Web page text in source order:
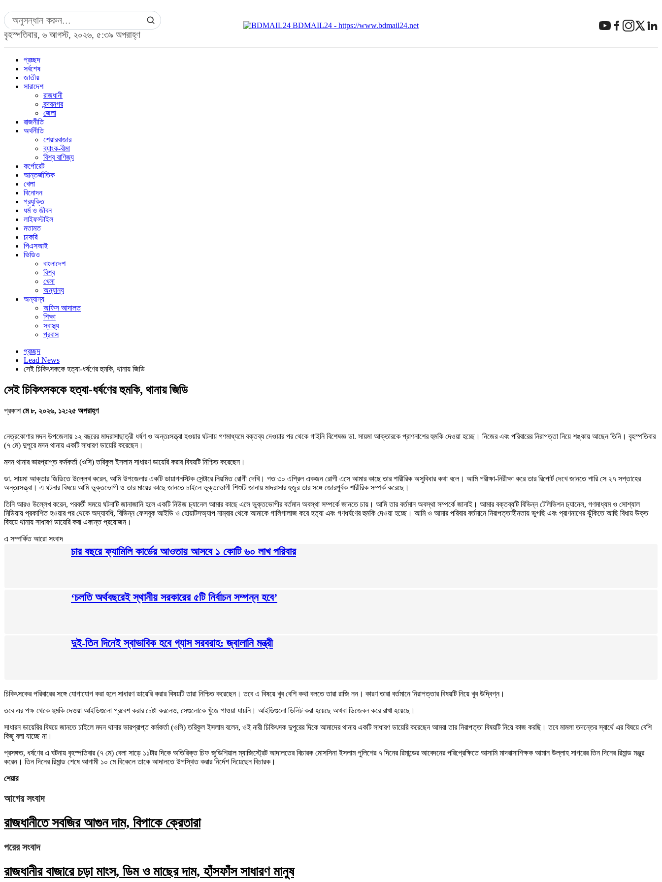
বৃহস্পতিবার, ৬ আগস্ট, ২০২৬, ৫:৩৯ অপরাহ্ণ
BDMAIL24 - https://www.bdmail24.net
প্রচ্ছদ
সর্বশেষ
জাতীয়
সারাদেশ
রাজধানী
বন্দরনগর
জেলা
রাজনীতি
অর্থনীতি
শেয়ারবাজার
ব্যাংক-বীমা
বিশ্ব বাণিজ্য
কর্পোরেট
আন্তর্জাতিক
খেলা
বিনোদন
প্রযুক্তি
ধর্ম ও জীবন
লাইফস্টাইল
মতামত
চাকরি
পিএসআই
ভিডিও
বাংলাদেশ
বিশ্ব
খেলা
অন্যান্য
অন্যান্য
অফিস আদালত
শিক্ষা
স্বাস্থ্য
প্রবাস
প্রচ্ছদ
Lead News
সেই চিকিৎসককে হত্যা-ধর্ষণের হুমকি, থানায় জিডি
সেই চিকিৎসককে হত্যা-ধর্ষণের হুমকি, থানায় জিডি
প্রকাশমে ৮, ২০২৬, ১২:২৫ অপরাহ্ণ
নেত্রকোণার মদন উপজেলায় ১২ বছরের মাদরাসাছাত্রী ধর্ষণ ও অন্তঃসত্ত্বা হওয়ার ঘটনায় গণমাধ্যমে বক্তব্য দেওয়ার পর থেকে গাইনি বিশেষজ্ঞ ডা. সায়মা আক্তারকে প্রাণনাশের হুমকি দেওয়া হচ্ছে। নিজের এবং পরিবারের নিরাপত্তা নিয়ে শঙ্কায় আছেন তিনি। বৃহস্পতিবার
(৭ মে) দুপুরে মদন থানায় একটি সাধারণ ডায়েরি করেছেন।
মদন থানার ভারপ্রাপ্ত কর্মকর্তা (ওসি) তরিকুল ইসলাম সাধারণ ডায়েরি করার বিষয়টি নিশ্চিত করেছেন।
ডা. সায়মা আক্তার জিডিতে উল্লেখ করেন, আমি উপজেলার একটি ডায়াগনস্টিক সেন্টারে নিয়মিত রোগী দেখি। গত ৩০ এপ্রিল একজন রোগী এসে আমার কাছে তার শারীরিক অসুবিধার কথা বলে। আমি পরীক্ষা-নিরীক্ষা করে তার রিপোর্ট দেখে জানতে পারি সে ২৭ সপ্তাহের
অন্তঃসত্ত্বা। এ ঘটনার বিষয়ে আমি ভুক্তভোগী ও তার মায়ের কাছে জানতে চাইলে ভুক্তভোগী শিশুটি জানায় মাদরাসার হুজুর তার সঙ্গে জোরপূর্বক শারীরিক সম্পর্ক করেছে।
তিনি আরও উল্লেখ করেন, পরবর্তী সময়ে ঘটনাটি জানাজানি হলে একটি নিউজ চ্যানেল আমার কাছে এসে ভুক্তভোগীর বর্তমান অবস্থা সম্পর্কে জানতে চায়। আমি তার বর্তমান অবস্থা সম্পর্কে জানাই। আমার বক্তব্যটি বিভিন্ন টেলিভিশন চ্যানেল, গণমাধ্যম ও সোশ্যাল
মিডিয়ায় প্রকাশিত হওয়ার পর থেকে অদ্যাবধি, বিভিন্ন ফেসবুক আইডি ও হোয়াটসঅ্যাপ নাম্বার থেকে আমাকে গালিগালাজ করে হত্যা এবং গণধর্ষণের হুমকি দেওয়া হচ্ছে। আমি ও আমার পরিবার বর্তমানে নিরাপত্তাহীনতায় ভুগছি এবং প্রাণনাশের ঝুঁকিতে আছি বিধায় উক্ত
বিষয়ে থানায় সাধারণ ডায়েরি করা একান্ত প্রয়োজন।
এ সম্পর্কিত আরো সংবাদ
চার বছরে ফ্যামিলি কার্ডের আওতায় আসবে ১ কোটি ৬০ লাখ পরিবার
‘চলতি অর্থবছরেই স্থানীয় সরকারের ৫টি নির্বাচন সম্পন্ন হবে’
দুই-তিন দিনেই স্বাভাবিক হবে গ্যাস সরবরাহ: জ্বালানি মন্ত্রী
চিকিৎসকের পরিবারের সঙ্গে যোগাযোগ করা হলে সাধারণ ডায়েরি করার বিষয়টি তারা নিশ্চিত করেছেন। তবে এ বিষয়ে খুব বেশি কথা বলতে তারা রাজি নন। কারণ তারা বর্তমানে নিরাপত্তার বিষয়টি নিয়ে খুব উদ্বিগ্ন।
তবে এর পক্ষ থেকে হুমকি দেওয়া আইডিগুলো প্রবেশ করার চেষ্টা করলেও, সেগুলোকে খুঁজে পাওয়া যায়নি। আইডিগুলো ডিলিট করা হয়েছে অথবা ডিজেবল করে রাখা হয়েছে।
সাধারন ডায়েরির বিষয়ে জানতে চাইলে মদন থানার ভারপ্রাপ্ত কর্মকর্তা (ওসি) তরিকুল ইসলাম বলেন, ওই নারী চিকিৎসক দুপুরের দিকে আমাদের থানায় একটি সাধারণ ডায়েরি করেছেন আমরা তার নিরাপত্তা বিষয়টি নিয়ে কাজ করছি। তবে মামলা তদন্তের স্বার্থে এর বিষয়ে বেশি
কিছু বলা যাচ্ছে না।
প্রসঙ্গত, ধর্ষণের এ ঘটনায় বৃহস্পতিবার (৭ মে) বেলা সাড়ে ১১টার দিকে অতিরিক্ত চিফ জুডিশিয়াল ম্যাজিস্ট্রেট আদালতের বিচারক মোসসিনা ইসলাম পুলিশের ৭ দিনের রিমান্ডের আবেদনের পরিপ্রেক্ষিতে আসামি মাদরাসাশিক্ষক আমান উল্লাহ সাগরের তিন দিনের রিমান্ড মঞ্জুর
করেন। তিন দিনের রিমান্ড শেষে আগামী ১০ মে বিকেলে তাকে আদালতে উপস্থিত করার নির্দেশ দিয়েছেন বিচারক।
শেয়ার
আগের সংবাদ
রাজধানীতে সবজির আগুন দাম, বিপাকে ক্রেতারা
পরের সংবাদ
রাজধানীর বাজারে চড়া মাংস, ডিম ও মাছের দাম, হাঁসফাঁস সাধারণ মানুষ